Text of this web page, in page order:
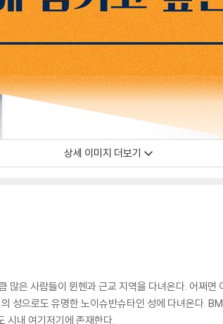
상세 이미지 더보기
은 사람들이 뮌헨과 근교 지역을 다녀온다. 어쩌면
성으로도 유명한 노이슈반슈타인 성에 다녀온다.
시내 여기저기에 존재한다.